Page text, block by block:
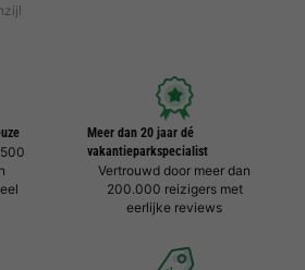
Meer dan 20 jaar dé
vakantieparkspecialist
Vertrouwd door meer dan
200.000 reizigers met
eerlijke reviews